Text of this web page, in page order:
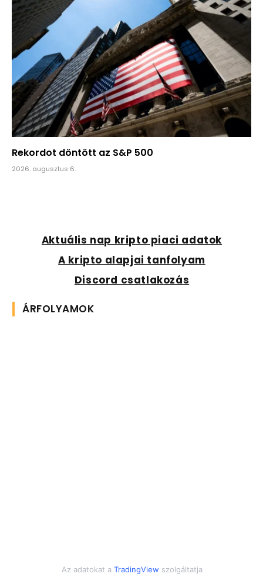
Rekordot döntött az S&P 500
2026. augusztus 6.
Aktuális nap kripto piaci adatok
A kripto alapjai tanfolyam
Discord csatlakozás
ÁRFOLYAMOK
Az adatokat a TradingView szolgáltatja